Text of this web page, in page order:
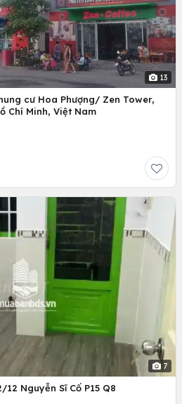
13
cư Hoa Phượng/ Zen Tower,
Chí Minh, Việt Nam
7
Nguyễn Sĩ Cố P15 Q8